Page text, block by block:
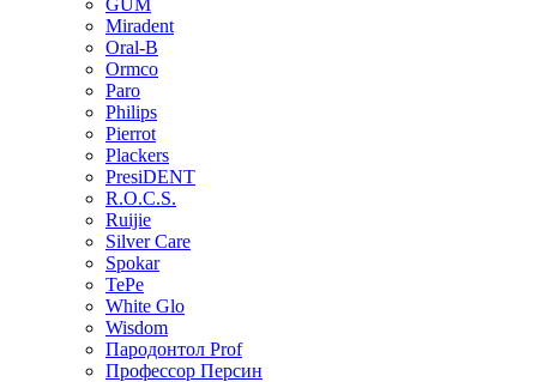
Miradent
Oral-B
Ormco
Paro
Philips
Pierrot
Plackers
PresiDENT
R.O.C.S.
Ruijie
Silver Care
Spokar
TePe
White Glo
Wisdom
Пародонтол Prof
Профессор Персин